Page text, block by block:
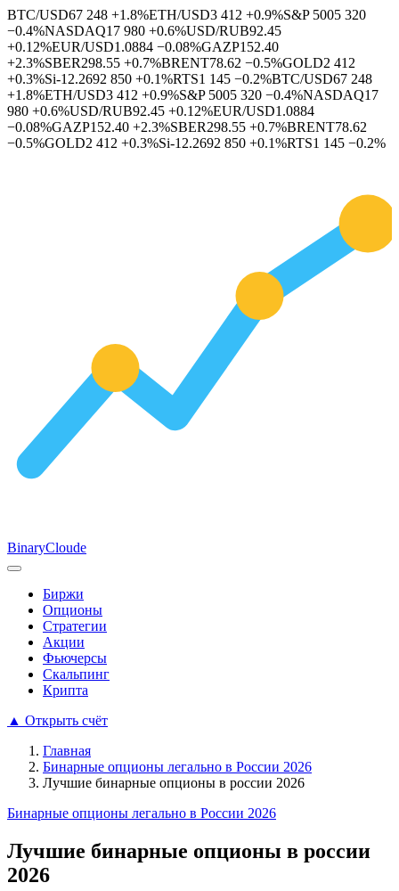
BTC/USD67 248 +1.8%ETH/USD3 412 +0.9%S&P 5005 320
−0.4%NASDAQ17 980 +0.6%USD/RUB92.45
+0.12%EUR/USD1.0884 −0.08%GAZP152.40
+2.3%SBER298.55 +0.7%BRENT78.62 −0.5%GOLD2 412
+0.3%Si-12.2692 850 +0.1%RTS1 145 −0.2%BTC/USD67 248
+1.8%ETH/USD3 412 +0.9%S&P 5005 320 −0.4%NASDAQ17
980 +0.6%USD/RUB92.45 +0.12%EUR/USD1.0884
−0.08%GAZP152.40 +2.3%SBER298.55 +0.7%BRENT78.62
−0.5%GOLD2 412 +0.3%Si-12.2692 850 +0.1%RTS1 145 −0.2%
BinaryCloude
Биржи
Опционы
Стратегии
Акции
Фьючерсы
Скальпинг
Крипта
▲ Открыть счёт
Главная
Бинарные опционы легально в России 2026
Лучшие бинарные опционы в россии 2026
Бинарные опционы легально в России 2026
Лучшие бинарные опционы в россии
2026